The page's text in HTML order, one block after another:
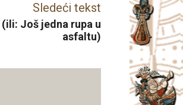
Sledeći tekst
Još jedna rupa u
asfaltu)